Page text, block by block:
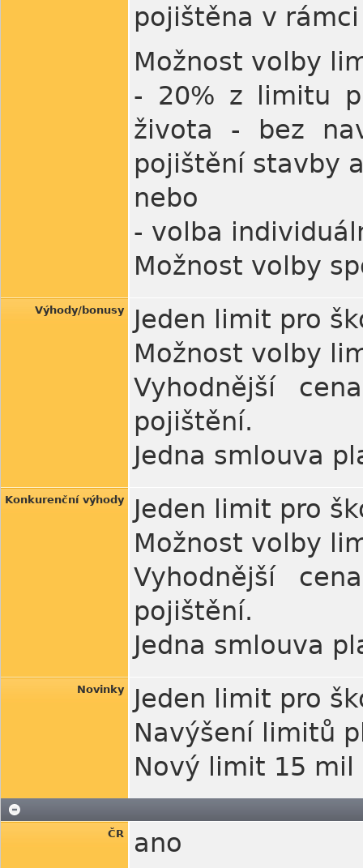
pojištěna v
Možnost volby
- 20% z limitu
života - bez
pojištění stavby
nebo
- volba
Možnost volby
Výhody/bonusy
Jeden limit pro
Možnost volby
Vyhodnější
pojištění.
Jedna smlouva
Konkurenční výhody
Jeden limit pro
Možnost volby
Vyhodnější
pojištění.
Jedna smlouva
Novinky
Jeden limit pro
Navýšení limitů
Nový limit 15 mil
ČR ano